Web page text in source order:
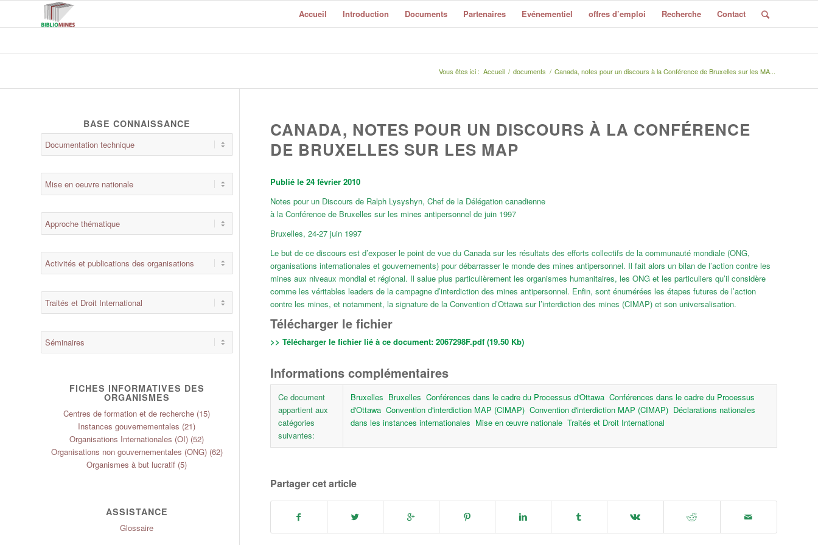
Accueil Introduction Documents Partenaires Evénementiel offres d’emploi Recherche Contact
Vous êtes ici : Accueil / documents / Canada, notes pour un discours à la Conférence de Bruxelles sur les MA...
CANADA, NOTES POUR UN DISCOURS À LA CONFÉRENCE
DE BRUXELLES SUR LES MAP
Publié le 24 février 2010
Notes pour un Discours de Ralph Lysyshyn, Chef de la Délégation canadienne
à la Conférence de Bruxelles sur les mines antipersonnel de juin 1997
Bruxelles, 24-27 juin 1997
Le but de ce discours est d’exposer le point de vue du Canada sur les résultats des efforts collectifs de la communauté mondiale (ONG,
organisations internationales et gouvernements) pour débarrasser le monde des mines antipersonnel. Il fait alors un bilan de l’action contre les
mines aux niveaux mondial et régional. Il salue plus particulièrement les organismes humanitaires, les ONG et les particuliers qu’il considère
comme les véritables leaders de la campagne d’interdiction des mines antipersonnel. Enfin, sont énumérées les étapes futures de l’action
contre les mines, et notamment, la signature de la Convention d’Ottawa sur l’interdiction des mines (CIMAP) et son universalisation.
Télécharger le fichier
>> Télécharger le fichier lié à ce document: 2067298F.pdf (19.50 Kb)
Informations complémentaires
Ce document
appartient aux
catégories
suivantes:
Bruxelles Bruxelles Conférences dans le cadre du Processus d'Ottawa Conférences dans le cadre du Processus
d'Ottawa Convention d'interdiction MAP (CIMAP) Convention d'interdiction MAP (CIMAP) Déclarations nationales
dans les instances internationales Mise en œuvre nationale Traités et Droit International
Partager cet article
BASE CONNAISSANCE
FICHES INFORMATIVES DES
ORGANISMES
Centres de formation et de recherche (15)
Instances gouvernementales (21)
Organisations Internationales (OI) (52)
Organisations non gouvernementales (ONG)(62)
Organismes à but lucratif (5)
ASSISTANCE
Glossaire